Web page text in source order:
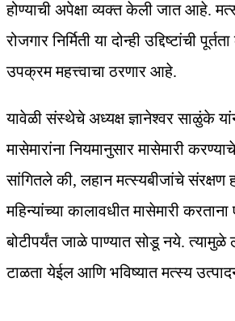
होण्याची अपेक्षा व्यक्त केली जात आहे.
रोजगार निर्मिती या दोन्ही उद्दिष्टांची
उपक्रम महत्त्वाचा ठरणार आहे.
यावेळी संस्थेचे अध्यक्ष ज्ञानेश्वर साळुंके
मासेमारांना नियमानुसार मासेमारी
सांगितले की, लहान मत्स्यबीजांचे संरक्षण
महिन्यांच्या कालावधीत मासेमारी
बोटीपर्यंत जाळे पाण्यात सोडू नये.
टाळता येईल आणि भविष्यात मत्स्य